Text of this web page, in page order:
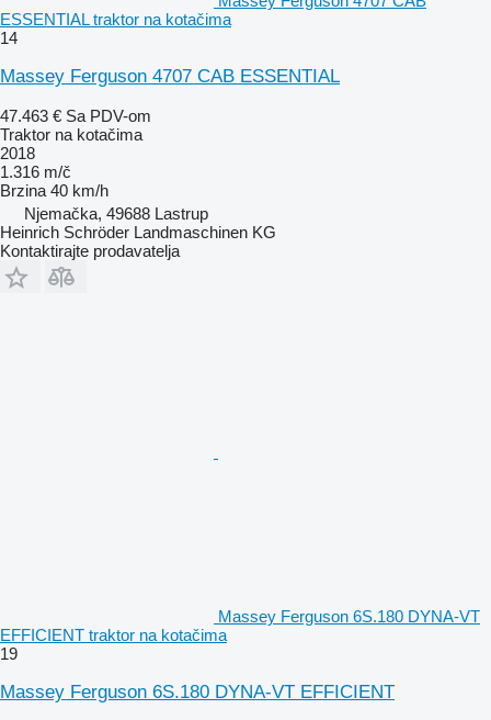
ESSENTIAL traktor na kotačima
14
Massey Ferguson 4707 CAB ESSENTIAL
47.463 € Sa PDV-om
Traktor na kotačima
2018
1.316 m/č
Brzina 40 km/h
Njemačka, 49688 Lastrup
Heinrich Schröder Landmaschinen KG
Kontaktirajte prodavatelja
Massey Ferguson 6S.180 DYNA-VT
EFFICIENT traktor na kotačima
19
Massey Ferguson 6S.180 DYNA-VT EFFICIENT